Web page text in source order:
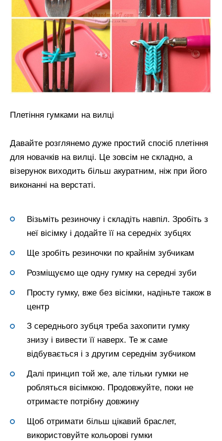
Плетіння гумками на вилці
Давайте розглянемо дуже простий спосіб плетіння
для новачків на вилці. Це зовсім не складно, а
візерунок виходить більш акуратним, ніж при його
виконанні на верстаті.
Візьміть резиночку і складіть навпіл. Зробіть з
неї вісімку і додайте її на середніх зубцях
Ще зробіть резиночки по крайнім зубчикам
Розміщуємо ще одну гумку на середні зуби
Просту гумку, вже без вісімки, надіньте також в
центр
З середнього зубця треба захопити гумку
знизу і вивести її наверх. Те ж саме
відбувається і з другим середнім зубчиком
Далі принцип той же, але тільки гумки не
робляться вісімкою. Продовжуйте, поки не
отримаєте потрібну довжину
Щоб отримати більш цікавий браслет,
використовуйте кольорові гумки